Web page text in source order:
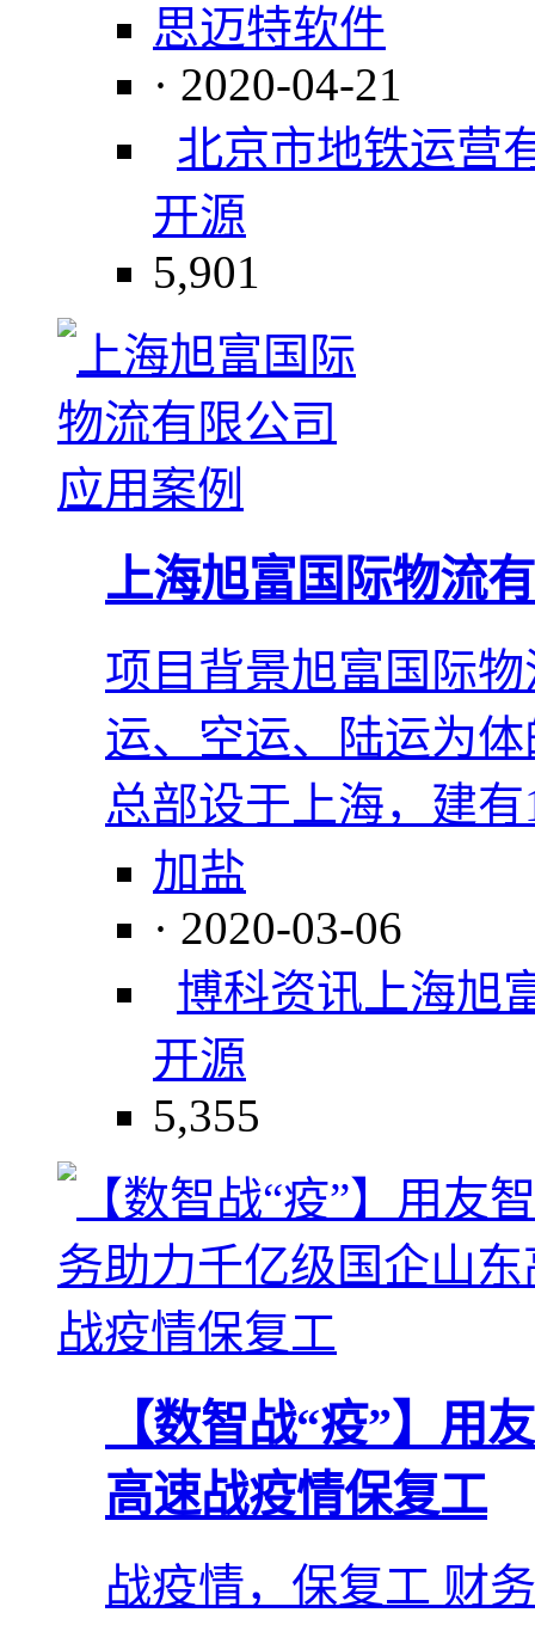
思迈特软件
· 2020-04-21
北京市地铁运营
开源
5,901
上海旭富国际物流
项目背景旭富国际
运、空运、陆运为
总部设于上海，建
加盐
· 2020-03-06
博科资讯 上海旭
开源
5,355
【数智战“疫”】用
高速战疫情保复工
战疫情，保复工 财